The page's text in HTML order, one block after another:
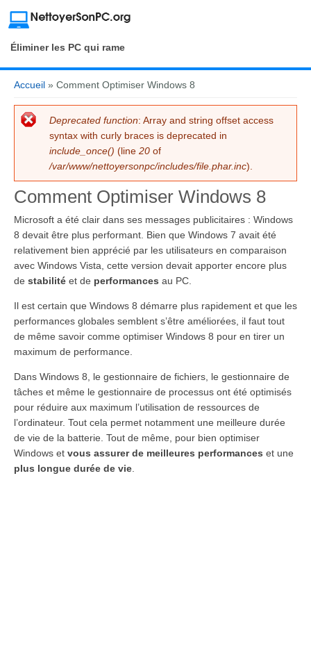
Éliminer les PC qui rame
Accueil » Comment Optimiser Windows 8
Error message
Deprecated function: Array and string offset access
syntax with curly braces is deprecated in
include_once() (line 20 of
/var/www/nettoyersonpc/includes/file.phar.inc).
Comment Optimiser Windows 8
Microsoft a été clair dans ses messages publicitaires : Windows
8 devait être plus performant. Bien que Windows 7 avait été
relativement bien apprécié par les utilisateurs en comparaison
avec Windows Vista, cette version devait apporter encore plus
de stabilité et de performances au PC.
Il est certain que Windows 8 démarre plus rapidement et que les
performances globales semblent s’être améliorées, il faut tout
de même savoir comme optimiser Windows 8 pour en tirer un
maximum de performance.
Dans Windows 8, le gestionnaire de fichiers, le gestionnaire de
tâches et même le gestionnaire de processus ont été optimisés
pour réduire aux maximum l’utilisation de ressources de
l’ordinateur. Tout cela permet notamment une meilleure durée
de vie de la batterie. Tout de même, pour bien optimiser
Windows et vous assurer de meilleures performances et une
plus longue durée de vie.